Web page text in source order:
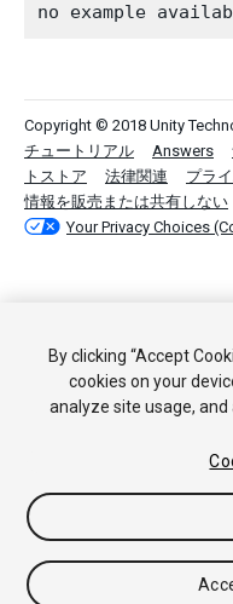
no example
Copyright © 2018 Unity
チュートリアル
Answers
トストア
法律関連 プラ
情報を販売または共有しない
Your Privacy Choices
By clicking “Accept
cookies on your
analyze site usage,